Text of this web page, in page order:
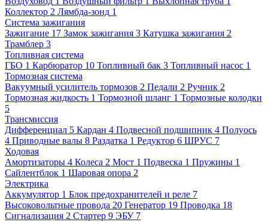
Коллектор 2 Лямбда-зонд 1
Система зажигания
Зажигание 17 Замок зажигания 3 Катушка зажигания 2
Трамблер 3
Топливная система
ГБО 1 Карбюратор 10 Топливный бак 3 Топливный насос 1
Тормозная система
Вакуумный усилитель тормозов 2 Педали 2 Ручник 2
Тормозная жидкость 1 Тормозной шланг 1 Тормозные колодки
5
Трансмиссия
Дифференциал 5 Кардан 4 Подвесной подшипник 4 Полуось
4 Приводные валы 8 Раздатка 1 Редуктор 6 ШРУС 7
Ходовая
Амортизаторы 4 Колеса 2 Мост 1 Подвеска 1 Пружины 1
Сайлентблок 1 Шаровая опора 2
Электрика
Аккумулятор 1 Блок предохранителей и реле 7
Высоковольтные провода 20 Генератор 19 Проводка 18
Сигнализация 2 Стартер 9 ЭБУ 7